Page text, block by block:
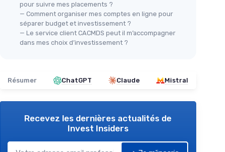
pour suivre mes placements ?
— Comment organiser mes comptes en ligne pour
séparer budget et investissement ?
— Le service client CACMDS peut il m’accompagner
dans mes choix d’investissement ?
Résumer ChatGPT Claude Mistral
Recevez les dernières actualités de
Invest Insiders